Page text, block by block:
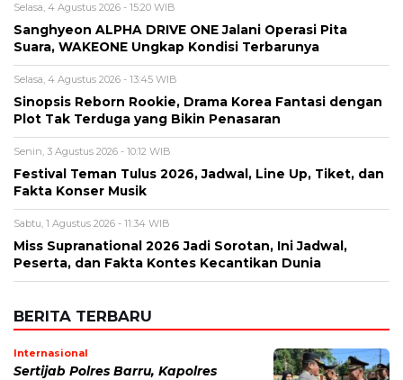
Selasa, 4 Agustus 2026 - 15:20 WIB
Sanghyeon ALPHA DRIVE ONE Jalani Operasi Pita
Suara, WAKEONE Ungkap Kondisi Terbarunya
Selasa, 4 Agustus 2026 - 13:45 WIB
Sinopsis Reborn Rookie, Drama Korea Fantasi dengan
Plot Tak Terduga yang Bikin Penasaran
Senin, 3 Agustus 2026 - 10:12 WIB
Festival Teman Tulus 2026, Jadwal, Line Up, Tiket, dan
Fakta Konser Musik
Sabtu, 1 Agustus 2026 - 11:34 WIB
Miss Supranational 2026 Jadi Sorotan, Ini Jadwal,
Peserta, dan Fakta Kontes Kecantikan Dunia
BERITA TERBARU
Internasional
Sertijab Polres Barru, Kapolres